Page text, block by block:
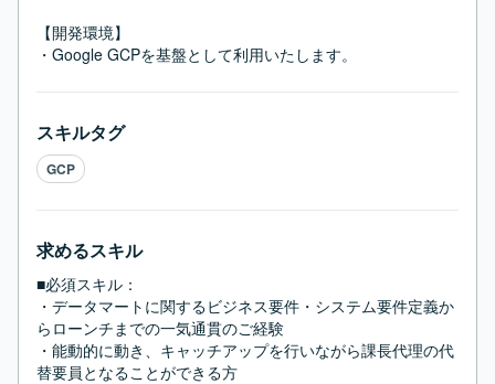
【開発環境】
・Google GCPを基盤として利用いたします。
スキルタグ
GCP
求めるスキル
■必須スキル：
・データマートに関するビジネス要件・システム要件定義か
らローンチまでの一気通貫のご経験
・能動的に動き、キャッチアップを行いながら課長代理の代
替要員となることができる方